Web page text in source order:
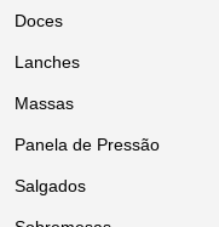
Doces
Lanches
Massas
Panela de Pressão
Salgados